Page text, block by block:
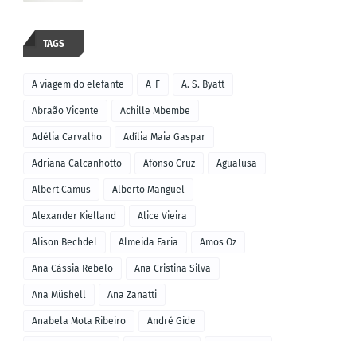
TAGS
A viagem do elefante A-F A. S. Byatt
Abraão Vicente Achille Mbembe
Adélia Carvalho Adília Maia Gaspar
Adriana Calcanhotto Afonso Cruz Agualusa
Albert Camus Alberto Manguel
Alexander Kielland Alice Vieira
Alison Bechdel Almeida Faria Amos Oz
Ana Cássia Rebelo Ana Cristina Silva
Ana Müshell Ana Zanatti
Anabela Mota Ribeiro André Gide